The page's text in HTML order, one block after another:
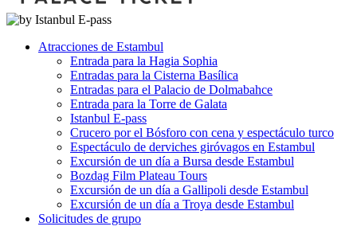
Atracciones de Estambul
Entrada para la Hagia Sophia
Entradas para la Cisterna Basílica
Entradas para el Palacio de Dolmabahce
Entrada para la Torre de Galata
Istanbul E-pass
Crucero por el Bósforo con cena y espectáculo turco
Espectáculo de derviches giróvagos en Estambul
Excursión de un día a Bursa desde Estambul
Bozdag Film Plateau Tours
Excursión de un día a Gallipoli desde Estambul
Excursión de un día a Troya desde Estambul
Solicitudes de grupo